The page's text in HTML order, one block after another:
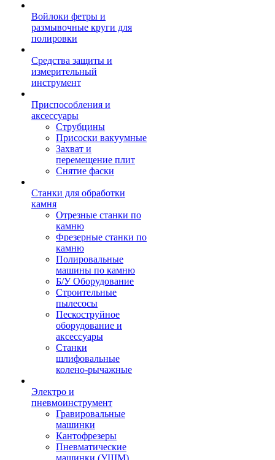
Войлоки фетры и
размывочные круги для
полировки
Средства защиты и
измерительный
инструмент
Приспособления и
аксессуары
Струбцины
Присоски вакуумные
Захват и
перемещение плит
Снятие фаски
Станки для обработки
камня
Отрезные станки по
камню
Фрезерные станки по
камню
Полировальные
машины по камню
Б/У Оборудование
Строительные
пылесосы
Пескоструйное
оборудование и
аксессуары
Станки
шлифовальные
колено-рычажные
Электро и
пневмоинструмент
Гравировальные
машинки
Кантофрезеры
Пневматические
машинки (УШМ)